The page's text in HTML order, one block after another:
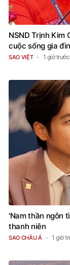
NSND Trịnh Kim
cuộc sống gia
SAO VIỆT 1 giờ trước
'Nam thần ngôn
thanh niên
SAO CHÂU Á 1 giờ